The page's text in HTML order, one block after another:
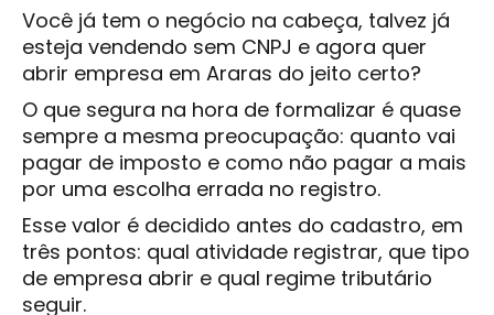
Você já tem o negócio na cabeça, talvez já
esteja vendendo sem CNPJ e agora quer
abrir empresa em Araras do jeito certo?
O que segura na hora de formalizar é quase
sempre a mesma preocupação: quanto vai
pagar de imposto e como não pagar a mais
por uma escolha errada no registro.
Esse valor é decidido antes do cadastro, em
três pontos: qual atividade registrar, que tipo
de empresa abrir e qual regime tributário
seguir.